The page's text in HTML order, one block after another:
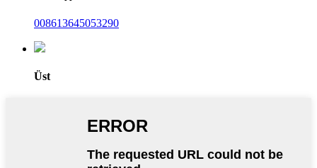
008613645053290
Üst